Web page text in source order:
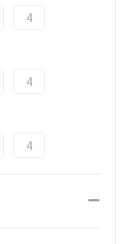
4
4
4